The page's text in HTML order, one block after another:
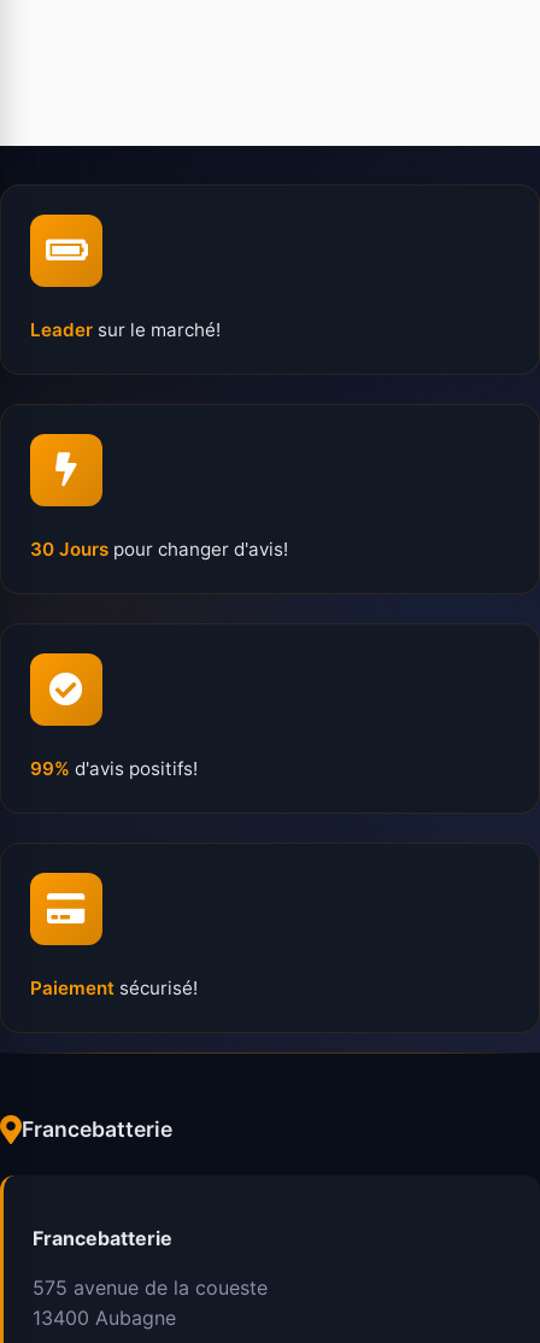
Leader sur le marché!
30 Jours pour changer d'avis!
99% d'avis positifs!
Paiement sécurisé!
Francebatterie
Francebatterie
575 avenue de la coueste
13400 Aubagne